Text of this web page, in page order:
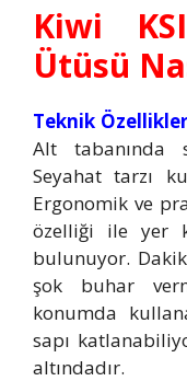
Kiwi
Ütüsü
Teknik
Alt tabanında
Seyahat tarzı
Ergonomik ve
özelliği ile yer
bulunuyor.
şok buhar
konumda
sapı
altındadır.